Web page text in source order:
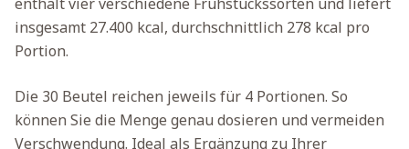
enthält vier verschiedene Frühstückssorten und liefert
insgesamt 27.400 kcal, durchschnittlich 278 kcal pro
Portion.
Die 30 Beutel reichen jeweils für 4 Portionen. So
können Sie die Menge genau dosieren und vermeiden
Verschwendung. Ideal als Ergänzung zu Ihrer